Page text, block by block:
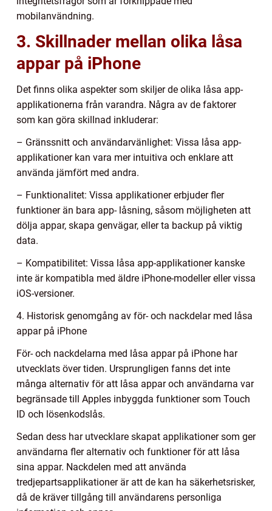
mobilanvändning.
3. Skillnader mellan olika låsa
appar på iPhone
Det finns olika aspekter som skiljer de olika låsa app-
applikationerna från varandra. Några av de faktorer
som kan göra skillnad inkluderar:
– Gränssnitt och användarvänlighet: Vissa låsa app-
applikationer kan vara mer intuitiva och enklare att
använda jämfört med andra.
– Funktionalitet: Vissa applikationer erbjuder fler
funktioner än bara app- låsning, såsom möjligheten att
dölja appar, skapa genvägar, eller ta backup på viktig
data.
– Kompatibilitet: Vissa låsa app-applikationer kanske
inte är kompatibla med äldre iPhone-modeller eller vissa
iOS-versioner.
4. Historisk genomgång av för- och nackdelar med låsa
appar på iPhone
För- och nackdelarna med låsa appar på iPhone har
utvecklats över tiden. Ursprungligen fanns det inte
många alternativ för att låsa appar och användarna var
begränsade till Apples inbyggda funktioner som Touch
ID och lösenkodslås.
Sedan dess har utvecklare skapat applikationer som ger
användarna fler alternativ och funktioner för att låsa
sina appar. Nackdelen med att använda
tredjepartsapplikationer är att de kan ha säkerhetsrisker,
då de kräver tillgång till användarens personliga